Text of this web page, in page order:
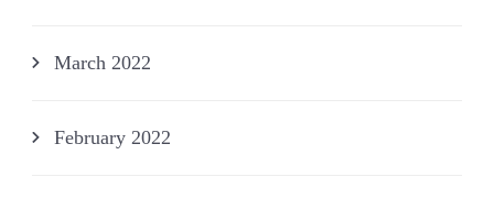
March 2022
February 2022